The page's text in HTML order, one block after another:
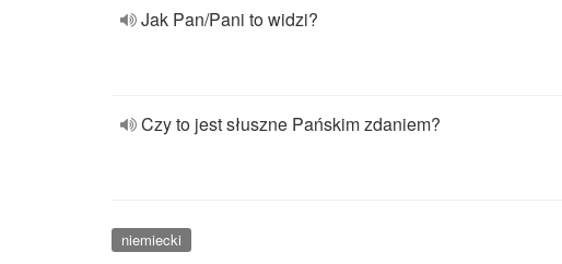
Jak Pan/Pani to widzi?
Czy to jest słuszne Pańskim zdaniem?
niemiecki